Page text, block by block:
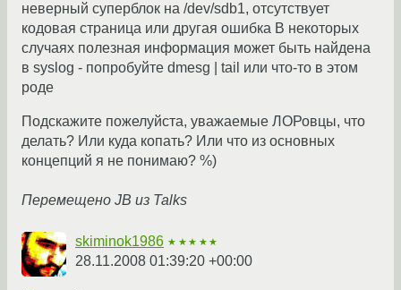
неверный суперблок на /dev/sdb1, отсутствует
кодовая страница или другая ошибка В некоторых
случаях полезная информация может быть найдена
в syslog - попробуйте dmesg | tail или что-то в этом
роде
Подскажите пожелуйста, уважаемые ЛОРовцы, что
делать? Или куда копать? Или что из основных
концепций я не понимаю? %)
Перемещено JB из Talks
skiminok1986 ★★★★★
28.11.2008 01:39:20 +00:00